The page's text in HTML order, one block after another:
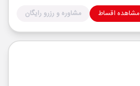
مشاهده اقساط مشاوره و رزرو رایگان